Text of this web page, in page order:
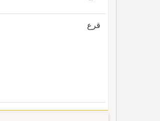
قرع